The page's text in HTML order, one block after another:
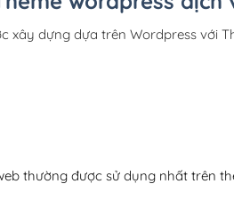
xây dựng dựa trên Wordpress với
thường được sử dụng nhất trên